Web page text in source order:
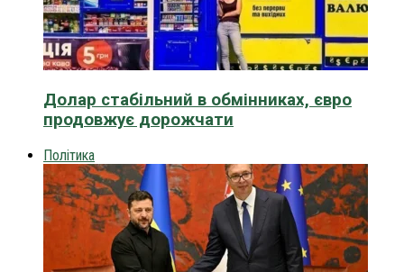
Долар стабільний в обмінниках, євро
продовжує дорожчати
Політика